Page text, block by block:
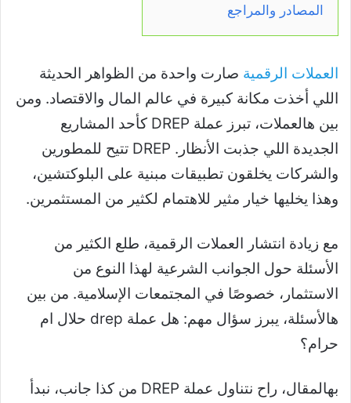
المصادر والمراجع
العملات الرقمية صارت واحدة من الظواهر الحديثة
اللي أخذت مكانة كبيرة في عالم المال والاقتصاد. ومن
بين هالعملات، تبرز عملة DREP كأحد المشاريع
الجديدة اللي جذبت الأنظار. DREP تتيح للمطورين
والشركات يخلقون تطبيقات مبنية على البلوكتشين،
وهذا يخليها خيار مثير للاهتمام لكثير من المستثمرين.
مع زيادة انتشار العملات الرقمية، طلع الكثير من
الأسئلة حول الجوانب الشرعية لهذا النوع من
الاستثمار، خصوصًا في المجتمعات الإسلامية. من بين
هالأسئلة، يبرز سؤال مهم: هل عملة drep حلال ام
حرام؟
بهالمقال، راح نتناول عملة DREP من كذا جانب، نبدأ